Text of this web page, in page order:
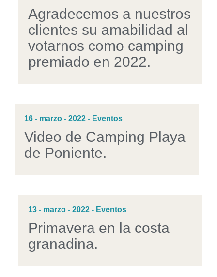
Agradecemos a nuestros
clientes su amabilidad al
votarnos como camping
premiado en 2022.
16 - marzo - 2022 - Eventos
Video de Camping Playa
de Poniente.
13 - marzo - 2022 - Eventos
Primavera en la costa
granadina.